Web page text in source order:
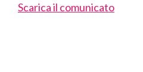
Scarica il comunicato